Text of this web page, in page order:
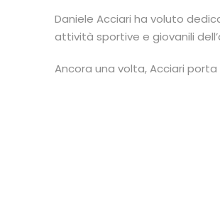
Daniele Acciari ha voluto
attività sportive e giovanili
Ancora una volta, Acciari